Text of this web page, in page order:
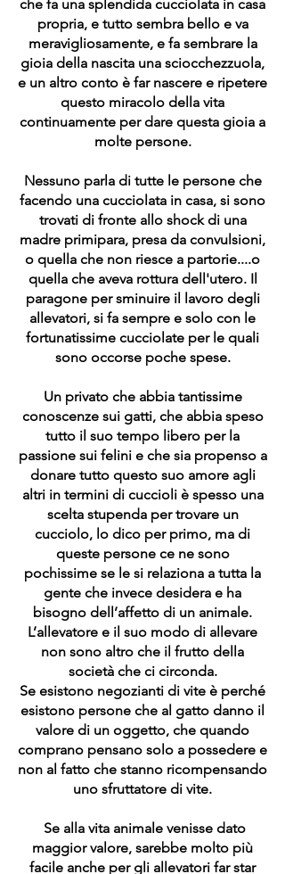
che fa una splendida cucciolata in casa
propria, e tutto sembra bello e va
meravigliosamente, e fa sembrare la
gioia della nascita una sciocchezzuola,
e un altro conto è far nascere e ripetere
questo miracolo della vita
continuamente per dare questa gioia a
molte persone.
Nessuno parla di tutte le persone che
facendo una cucciolata in casa, si sono
trovati di fronte allo shock di una
madre primipara, presa da convulsioni,
o quella che non riesce a partorie....o
quella che aveva rottura dell'utero. Il
paragone per sminuire il lavoro degli
allevatori, si fa sempre e solo con le
fortunatissime cucciolate per le quali
sono occorse poche spese.
Un privato che abbia tantissime
conoscenze sui gatti, che abbia speso
tutto il suo tempo libero per la
passione sui felini e che sia propenso a
donare tutto questo suo amore agli
altri in termini di cuccioli è spesso una
scelta stupenda per trovare un
cucciolo, lo dico per primo, ma di
queste persone ce ne sono
pochissime se le si relaziona a tutta la
gente che invece desidera e ha
bisogno dell’affetto di un animale.
L’allevatore e il suo modo di allevare
non sono altro che il frutto della
società che ci circonda.
Se esistono negozianti di vite è perché
esistono persone che al gatto danno il
valore di un oggetto, che quando
comprano pensano solo a possedere e
non al fatto che stanno ricompensando
uno sfruttatore di vite.
Se alla vita animale venisse dato
maggior valore, sarebbe molto più
facile anche per gli allevatori far star